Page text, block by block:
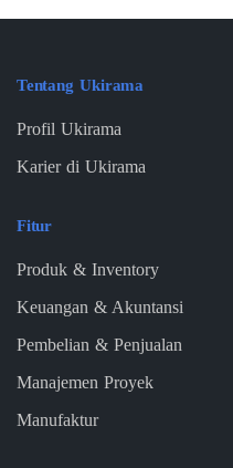
Tentang Ukirama
Profil Ukirama
Karier di Ukirama
Fitur
Produk & Inventory
Keuangan & Akuntansi
Pembelian & Penjualan
Manajemen Proyek
Manufaktur